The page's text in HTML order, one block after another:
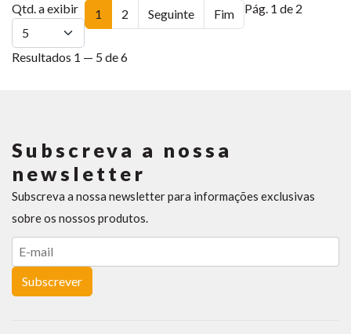
Qtd. a exibir
1 2 Seguinte Fim Pág. 1 de 2
Resultados 1 — 5 de 6
Subscreva a nossa
newsletter
Subscreva a nossa newsletter para informações exclusivas
sobre os nossos produtos.
Subscrever